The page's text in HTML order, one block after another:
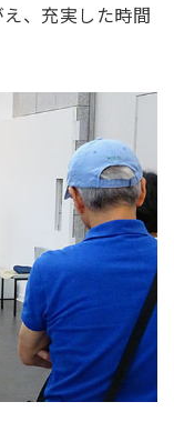
、充実した時間